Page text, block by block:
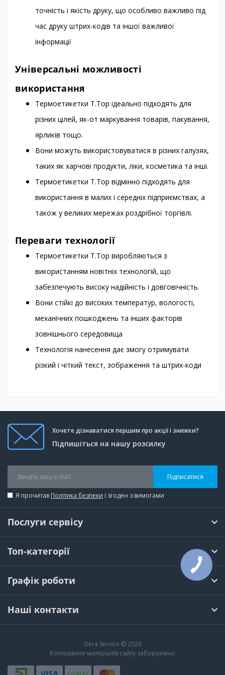
точність і якість друку, що особливо важливо під
час друку штрих-кодів та іншої важливої
інформації
Універсальні можливості
використання
Термоетикетки T.Top ідеально підходять для
різних цілей, як-от маркування товарів, пакування,
ярликів тощо.
Вони можуть використовуватися в різних галузях,
таких як харчові продукти, ліки, косметика та інші.
Термоетикетки T.Top відмінно підходять для
використання в малих і середніх підприємствах, а
також у великих мережах роздрібної торгівлі.
Переваги технології
Термоетикетки T.Top виробляються з
використанням новітніх технологій, що
забезпечують високу надійність і довговічність.
Вони стійкі до високих температур, вологості,
механічних пошкоджень та інших факторів
зовнішнього середовища
Технологія нанесення дає змогу отримувати
різкий і чіткий текст, зображення та штрих-коди
Хочете дізнаватися першим про акції і знижки?
Підпишіться на нашу розсилку
Підписатися
Я прочитав Політика безпеки і згоден з вимогами
Послуги сервісу
Топ-категорії
Графік роботи
Наші контакти
Gera Service © 2026
Копіювання матеріалів сайту заборонено
КНОПКА
ЗВ'ЯЗКУ